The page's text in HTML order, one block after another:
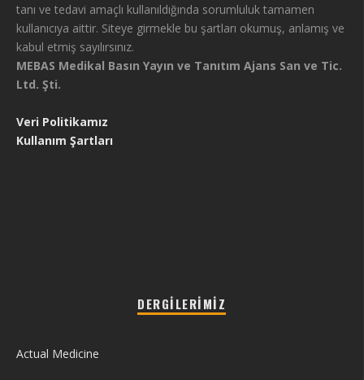
tanı ve tedavi amaçlı kullanıldığında sorumluluk tamamen
kullanıcıya aittir. Siteye girmekle bu şartları okumuş, anlamış ve
kabul etmiş sayılırsınız.
MEBAS Medikal Basın Yayın ve Tanıtım Ajans San ve Tic.
Ltd. Şti.
Veri Politikamız
Kullanım Şartları
DERGILERIMIZ
Actual Medicine